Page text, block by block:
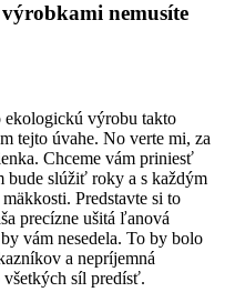
nemusíte
ekologickú výrobu takto
tejto úvahe. No verte mi, za
Chceme vám priniesť
bude slúžiť roky a s každým
Predstavte si to
precízne ušitá ľanová
vám nesedela. To by bolo
a nepríjemná
všetkých síl predísť.